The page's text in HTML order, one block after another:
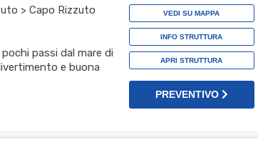
> Capo Rizzuto
passi dal mare di
e buona
VEDI SU MAPPA
INFO STRUTTURA
APRI STRUTTURA
PREVENTIVO